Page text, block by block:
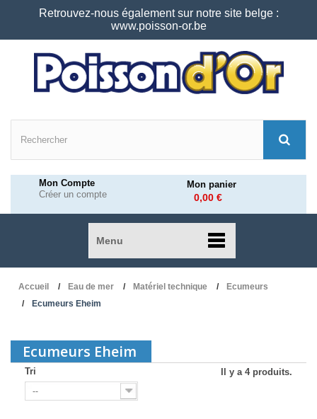
Retrouvez-nous également sur notre site belge :
www.poisson-or.be
Mon Compte
Créer un compte
Mon panier
0,00 €
Menu
Accueil Eau de mer Matériel technique
Ecumeurs
Ecumeurs Eheim
Ecumeurs Eheim
Tri
--
Il y a 4 produits.